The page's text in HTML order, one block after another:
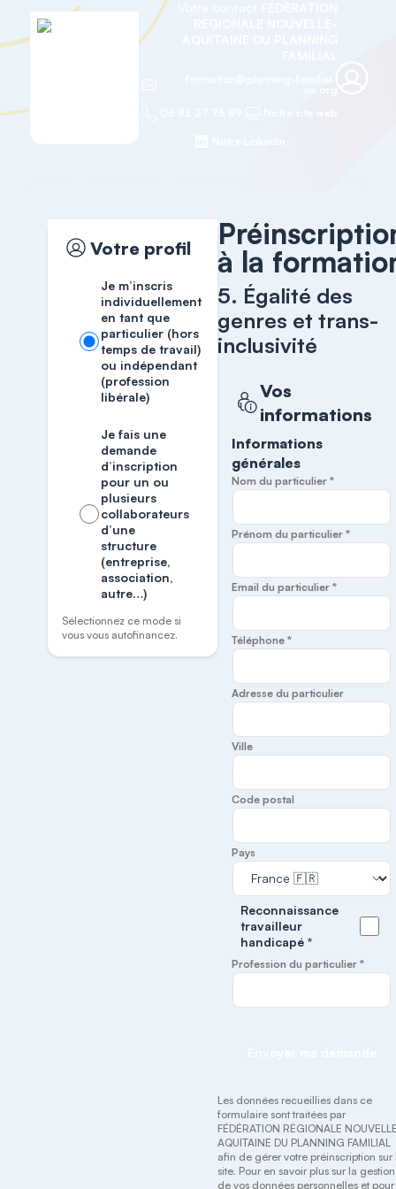
Votre profil
Je m’inscris
individuellement
en tant que
particulier (hors
temps de travail)
ou indépendant
(profession
libérale)
Je fais une
demande
d’inscription
pour un ou
plusieurs
collaborateurs
d’une
structure
(entreprise,
association,
autre…)
Sélectionnez ce mode si
vous vous autofinancez.
à la
5. Égalité des
genres et trans-
inclusivité
Vos
informations
Informations
générales
Nom du particulier *
Prénom du particulier *
Email du particulier *
Téléphone *
Adresse du particulier
Ville
Code postal
Pays
Reconnaissance
travailleur
handicapé *
Profession du particulier *
Les données recueillies dans ce
formulaire sont traitées par
FÉDÉRATION RÉGIONALE
AQUITAINE DU PLANNING FAMILIAL
afin de gérer votre préinscription sur
site. Pour en savoir plus sur la gestion
de vos données personnelles et pour